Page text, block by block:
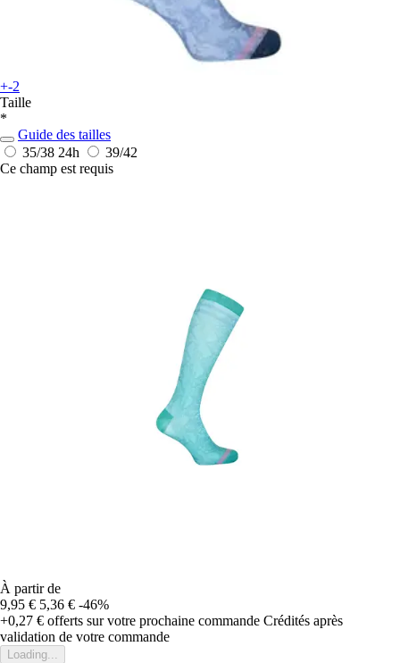
+-2
Taille
*
Guide des tailles
35/38 24h
39/42
Ce champ est requis
À partir de
9,95 € 5,36 € -46%
+0,27 € offerts sur votre prochaine commande Crédités après
validation de votre commande
Loading...